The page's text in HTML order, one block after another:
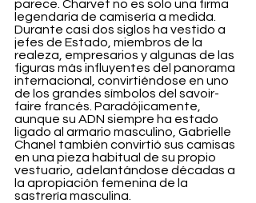
parece. Charvet no es solo una firma
legendaria de camisería a medida.
Durante casi dos siglos ha vestido a
jefes de Estado, miembros de la
realeza, empresarios y algunas de las
figuras más influyentes del panorama
internacional, convirtiéndose en uno
de los grandes símbolos del savoir-
faire francés. Paradójicamente,
aunque su ADN siempre ha estado
ligado al armario masculino, Gabrielle
Chanel también convirtió sus camisas
en una pieza habitual de su propio
vestuario, adelantándose décadas a
la apropiación femenina de la
sastrería masculina.